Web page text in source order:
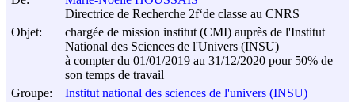
Directrice de Recherche 2f‘de classe au CNRS
Objet:
chargée de mission institut (CMI) auprès de l'Institut
National des Sciences de l'Univers (INSU)
à compter du 01/01/2019 au 31/12/2020 pour 50% de
son temps de travail
Groupe:
Institut national des sciences de l'univers (INSU)